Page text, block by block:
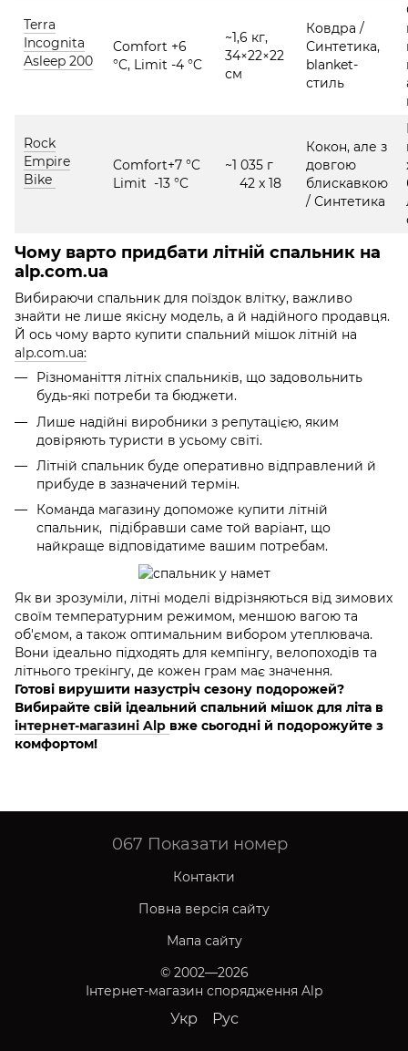
Terra
Incognita
Asleep 200
Comfort +6
°C, Limit -4 °C
~1,6 кг,
34×22×22
см
Ковдра /
Синтетика,
blanket-
стиль
Rock
Empire
Bike
Comfort+7 °C
Limit -13 °C
~1 035 г
42 x 18
Кокон, але з
довгою
блискавкою
/ Синтетика
Чому варто придбати літній спальник на
alp.com.ua
Вибираючи спальник для поїздок влітку, важливо
знайти не лише якісну модель, а й надійного продавця.
Й ось чому варто купити спальний мішок літній на
alp.com.ua:
Різноманіття літніх спальників, що задовольнить
будь-які потреби та бюджети.
Лише надійні виробники з репутацією, яким
довіряють туристи в усьому світі.
Літній спальник буде оперативно відправлений й
прибуде в зазначений термін.
Команда магазину допоможе купити літній
спальник, підібравши саме той варіант, що
найкраще відповідатиме вашим потребам.
Як ви зрозуміли, літні моделі відрізняються від зимових
своїм температурним режимом, меншою вагою та
об'ємом, а також оптимальним вибором утеплювача.
Вони ідеально підходять для кемпінгу, велопоходів та
літнього трекінгу, де кожен грам має значення.
Готові вирушити назустріч сезону подорожей?
Вибирайте свій ідеальний спальний мішок для літа в
інтернет-магазині Alp вже сьогодні й подорожуйте з
комфортом!
067 Показати номер
Контакти
Повна версія сайту
Мапа сайту
© 2002—2026
Інтернет-магазин спорядження Alp
Укр Рус